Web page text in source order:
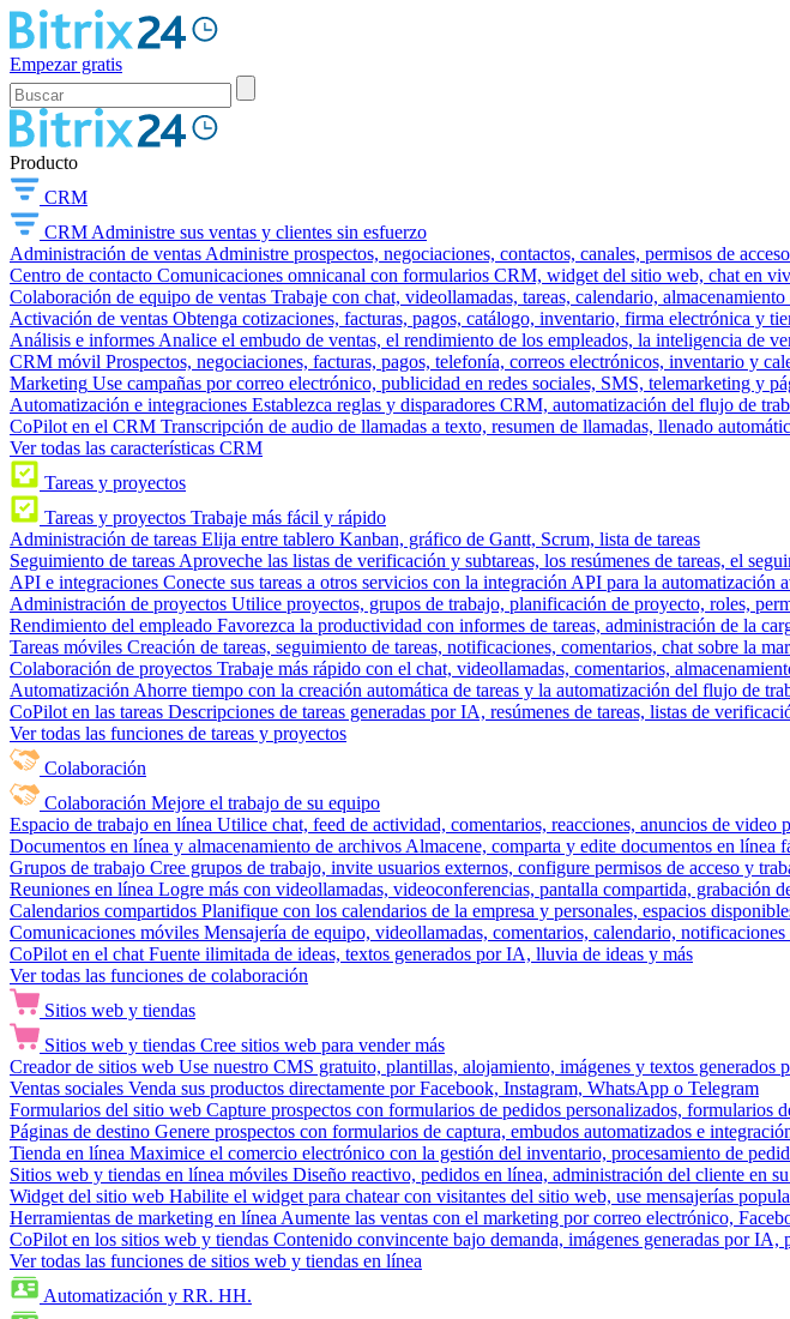
Empezar gratis
Producto
CRM
CRM Administre sus ventas y clientes sin esfuerzo
Administración de ventas Administre prospectos, negociaciones, contactos, canales, permisos de
Centro de contacto Comunicaciones omnicanal con formularios CRM, widget del sitio web, chat en
Colaboración de equipo de ventas Trabaje con chat, videollamadas, tareas, calendario,
Activación de ventas Obtenga cotizaciones, facturas, pagos, catálogo, inventario, firma electrónica y
Análisis e informes Analice el embudo de ventas, el rendimiento de los empleados, la inteligencia de
CRM móvil Prospectos, negociaciones, facturas, pagos, telefonía, correos electrónicos, inventario y
Marketing Use campañas por correo electrónico, publicidad en redes sociales, SMS, telemarketing y
Automatización e integraciones Establezca reglas y disparadores CRM, automatización del flujo de
CoPilot en el CRM Transcripción de audio de llamadas a texto, resumen de llamadas, llenado
Ver todas las características CRM
Tareas y proyectos
Tareas y proyectos Trabaje más fácil y rápido
Administración de tareas Elija entre tablero Kanban, gráfico de Gantt, Scrum, lista de tareas
Seguimiento de tareas Aproveche las listas de verificación y subtareas, los resúmenes de tareas, el
API e integraciones Conecte sus tareas a otros servicios con la integración API para la automatización
Administración de proyectos Utilice proyectos, grupos de trabajo, planificación de proyecto, roles,
Rendimiento del empleado Favorezca la productividad con informes de tareas, administración de la
Tareas móviles Creación de tareas, seguimiento de tareas, notificaciones, comentarios, chat sobre la
Colaboración de proyectos Trabaje más rápido con el chat, videollamadas, comentarios,
Automatización Ahorre tiempo con la creación automática de tareas y la automatización del flujo de
CoPilot en las tareas Descripciones de tareas generadas por IA, resúmenes de tareas, listas de
Ver todas las funciones de tareas y proyectos
Colaboración
Colaboración Mejore el trabajo de su equipo
Espacio de trabajo en línea Utilice chat, feed de actividad, comentarios, reacciones, anuncios de video
Documentos en línea y almacenamiento de archivos Almacene, comparta y edite documentos en línea
Grupos de trabajo Cree grupos de trabajo, invite usuarios externos, configure permisos de acceso y
Reuniones en línea Logre más con videollamadas, videoconferencias, pantalla compartida, grabación
Calendarios compartidos Planifique con los calendarios de la empresa y personales, espacios
Comunicaciones móviles Mensajería de equipo, videollamadas, comentarios, calendario, notificaciones
CoPilot en el chat Fuente ilimitada de ideas, textos generados por IA, lluvia de ideas y más
Ver todas las funciones de colaboración
Sitios web y tiendas
Sitios web y tiendas Cree sitios web para vender más
Creador de sitios web Use nuestro CMS gratuito, plantillas, alojamiento, imágenes y textos generados
Ventas sociales Venda sus productos directamente por Facebook, Instagram, WhatsApp o Telegram
Formularios del sitio web Capture prospectos con formularios de pedidos personalizados,
Páginas de destino Genere prospectos con formularios de captura, embudos automatizados e
Tienda en línea Maximice el comercio electrónico con la gestión del inventario, procesamiento de
Sitios web y tiendas en línea móviles Diseño reactivo, pedidos en línea, administración del cliente en
Widget del sitio web Habilite el widget para chatear con visitantes del sitio web, use mensajerías
Herramientas de marketing en línea Aumente las ventas con el marketing por correo electrónico,
CoPilot en los sitios web y tiendas Contenido convincente bajo demanda, imágenes generadas por IA,
Ver todas las funciones de sitios web y tiendas en línea
Automatización y RR. HH.